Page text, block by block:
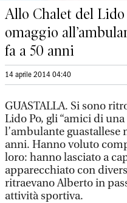
Allo Chalet del
omaggio
fa a 50 anni
14 aprile 2014 04:40
GUASTALLA. Si sono
Lido Po, gli “amici di
l’ambulante guastallese
anni. Hanno voluto
loro: hanno lasciato a
apparecchiato con
ritraevano Alberto in
attività sportiva.